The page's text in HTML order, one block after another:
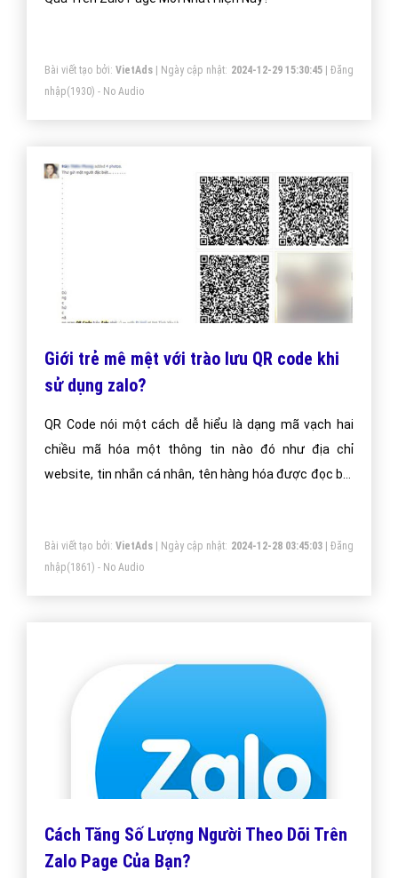
Bài viết tạo bởi: VietAds| Ngày cập nhật: 2024-12-29 15:30:45|Đăng
nhập(1930) - No Audio
Giới trẻ mê mệt với trào lưu QR code khi
sử dụng zalo?
QR Code nói một cách dễ hiểu là dạng mã vạch hai
chiều mã hóa một thông tin nào đó như địa chỉ
website, tin nhắn cá nhân, tên hàng hóa được đọc bởi
Bài viết tạo bởi: VietAds| Ngày cập nhật: 2024-12-28 03:45:03|Đăng
nhập(1861) - No Audio
Cách Tăng Số Lượng Người Theo Dõi Trên
Zalo Page Của Bạn?